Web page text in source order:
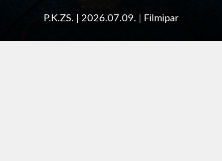
P.K.ZS. 2026.07.09. Filmipar